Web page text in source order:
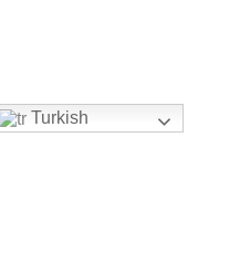
Turkish